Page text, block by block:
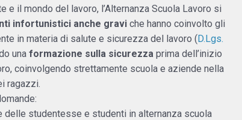
e il mondo del lavoro, l’Alternanza Scuola Lavoro si
infortunistici anche gravi che hanno coinvolto gli
in materia di salute e sicurezza del lavoro (D.Lgs.
una formazione sulla sicurezza prima dell’inizio
coinvolgendo strettamente scuola e aziende nella
ragazzi.
studentesse e studenti in alternanza scuola